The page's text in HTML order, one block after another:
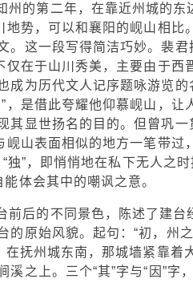
州的第二年，在靠近州城的东
势，可以和襄阳的岘山相比。
。这一段写得简洁巧妙。裴君
仅在于山川秀美，主要由于西
成为历代文人记序题咏游览的
，是借此夸耀他仰慕岘山，让
其显世扬名的目的。但曾巩一
山表面相似的地方一笔带过，
独”，即悄悄地在私下无人之时
体会其中的嘲讽之意。
前后的不同景色，陈述了建台
的原始风貌。起句：“初，州之
抚州城东南，那城墙紧靠着
之上。三个“其”字与“因”字，